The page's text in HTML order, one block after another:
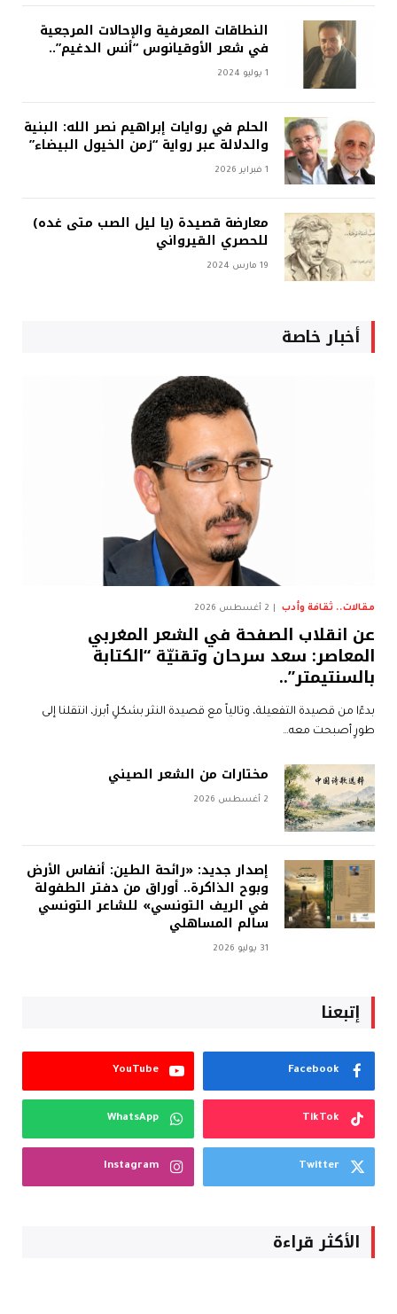
النطاقات المعرفية والإحالات المرجعية
في شعر الأوقيانوس “أنس الدغيم”..
1 يوليو 2024
الحلم في روايات إبراهيم نصر الله: البنية
والدلالة عبر رواية “زمن الخيول البيضاء”
1 فبراير 2026
معارضة قصيدة (يا ليل الصب متى غده)
للحصري القيرواني
19 مارس 2024
أخبار خاصة
مقالات.. ثقافة وأدب 2 أغسطس 2026
عن انقلاب الصفحة في الشعر المغربي
المعاصر: سعد سرحان وتقنيّة “الكتابة
بالسنتيمتر”..
بدءًا من قصيدة التفعيلة، وتالياً مع قصيدة النثر بشكلٍ أبرز، انتقلنا إلى
طورٍ أصبحت معه…
مختارات من الشعر الصيني
2 أغسطس 2026
إصدار جديد: «رائحة الطين: أنفاس الأرض
وبوح الذاكرة.. أوراق من دفتر الطفولة
في الريف التونسي» للشاعر التونسي
سالم المساهلي
31 يوليو 2026
إتبعنا
Facebook
YouTube
TikTok
WhatsApp
Twitter
Instagram
الأكثر قراءة